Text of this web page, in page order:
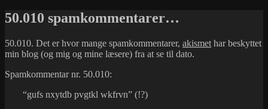
50.010 spamkommentarer…
50.010. Det er hvor mange spamkommentarer, akismet har beskyttet
min blog (og mig og mine læsere) fra at se til dato.
Spamkommentar nr. 50.010:
“gufs nxytdb pvgtkl wkfrvn” (!?)